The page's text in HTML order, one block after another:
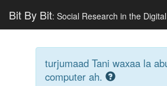
Bit By Bit: Social Research in the
turjumaad Tani waxaa la
computer ah.